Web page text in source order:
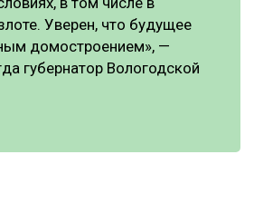
Уверен, что будущее
домостроением», —
губернатор Вологодской